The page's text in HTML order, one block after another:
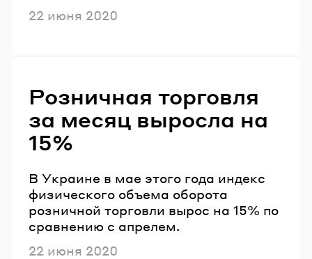
Опубликовано
22 июня 2020
Розничная торговля
за месяц выросла на
15%
В Украине в мае этого года индекс
физического объема оборота
розничной торговли вырос на 15% по
сравнению с апрелем.
Опубликовано
22 июня 2020